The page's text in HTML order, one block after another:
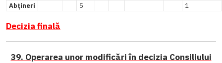
Abțineri 5 1
Decizia finală
39. Operarea unor modificări în decizia Consiliului